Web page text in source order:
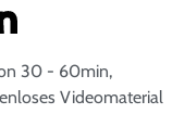
30 - 60min,
Videomaterial